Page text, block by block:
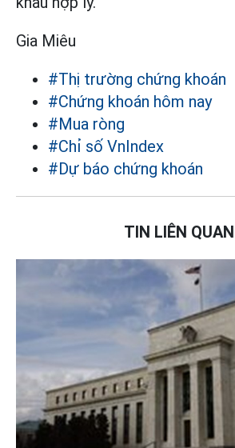
Gia Miêu
#Thị trường chứng khoán
#Chứng khoán hôm nay
#Mua ròng
#Chỉ số VnIndex
#Dự báo chứng khoán
TIN LIÊN QUAN